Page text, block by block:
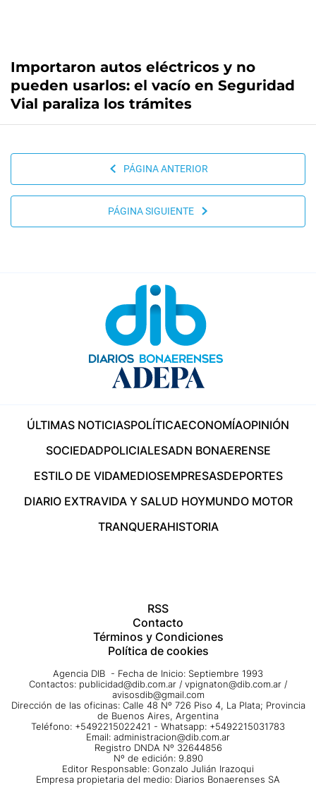
Importaron autos eléctricos y no
pueden usarlos: el vacío en Seguridad
Vial paraliza los trámites
PÁGINA ANTERIOR
PÁGINA SIGUIENTE
ÚLTIMAS NOTICIASPOLÍTICAECONOMÍAOPINIÓN
SOCIEDADPOLICIALESADN BONAERENSE
ESTILO DE VIDAMEDIOSEMPRESASDEPORTES
DIARIO EXTRAVIDA Y SALUD HOYMUNDO MOTOR
TRANQUERAHISTORIA
RSS
Contacto
Términos y Condiciones
Política de cookies
Agencia DIB - Fecha de Inicio: Septiembre 1993
Contactos: publicidad@dib.com.ar / vpignaton@dib.com.ar /
avisosdib@gmail.com
Dirección de las oficinas: Calle 48 Nº 726 Piso 4, La Plata; Provincia
de Buenos Aires, Argentina
Teléfono: +5492215022421 - Whatsapp: +5492215031783
Email: administracion@dib.com.ar
Registro DNDA Nº 32644856
Nº de edición: 9.890
Editor Responsable: Gonzalo Julián Irazoqui
Empresa propietaria del medio: Diarios Bonaerenses SA